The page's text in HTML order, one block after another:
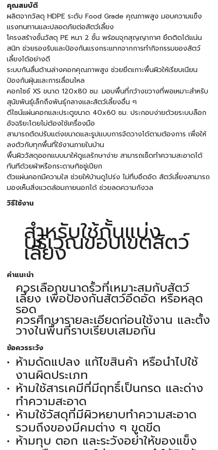
คุณสมบัติ
ผลิตจากวัสดุ HDPE ระดับ Food Grade คุณภาพสูง มอบความแข็ง
แรงทนทานและปลอดภัยต่อสัตว์เลี้ยง
โครงสร้างชั้นวัสดุ PE หนา 2 ชั้น พร้อมจุกสุญญากาศ ยึดติดได้แน่น
สนิท ช่วยรองรับและป้องกันแรงกระแทกจากการทำกิจกรรมของสัตว์
เลี้ยงได้อย่างดี
ระบบกันลื่นด้านล่างคอกคุณภาพสูง ช่วยยึดเกาะพื้นผิวให้เรียบเนียน
ป้องกันฝุ่นและการเลื่อนไหล
คอกไซซ์ XS ขนาด 120x80 ซม. มอบพื้นที่กว้างขวางที่พอเหมาะสำหรับ
สุนัขพันธุ์เล็กถึงพันธุ์กลางและสัตว์เลี้ยงอื่น ๆ
ดีไซน์แผ่นคอกและประตูขนาด 40x60 ซม. ประกอบง่ายด้วยระบบล็อก
อัจฉริยะโดยไม่ต้องใช้เครื่องมือ
สามารถตัดปรับแต่งขนาดและรูปแบบการจัดวางได้ตามต้องการ เพื่อให้
ลงตัวกับทุกพื้นที่ใช้งานภายในบ้าน
พื้นผิววัสดุออกแบบมาให้ดูแลรักษาง่าย สามารถเช็ดทำความสะอาดได้
ทันทีด้วยผ้าหรือกระดาษทิชชู่เปียก
ตัวแผ่นคอกมีความใส ช่วยให้บ้านดูโปร่ง ไม่ทึบอึดอัด สัตว์เลี้ยงสามารถ
มองเห็นสิ่งแวดล้อมภายนอกได้ ช่วยลดความกังวล
วิธีใช้งาน
สำหรับใช้กั้นแบ่ง
บริเวณขอบเขตสัตว์
เลี้ยง
คำแนะนำ
ควรเลือกขนาดรั้วที่เหมาะสมกับสัตว์
เลี้ยง เพื่อป้องกันสัตว์อึดอัด หรือหลุด
รอด
ควรศึกษารายละเอียดก่อนใช้งาน และตั้ง
วางในพื้นที่ราบเรียบเสมอกัน
ข้อควรระวัง
ห้ามดัดแปลง แก้ไขสินค้า หรือนำไปใช้
งานผิดประเภท
ห้ามใช้สารเคมีที่มีฤทธิ์เป็นกรด และด่าง
ทำความสะอาด
ห้ามใช้วัสดุที่มีผิวหยาบทำความสะอาด
รวมถึงของมีคมต่าง ๆ ขูดขีด
ห้ามทุบ ตอก และระวังอย่าให้ของแข็ง